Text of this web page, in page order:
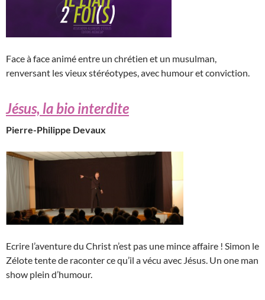
Face à face animé entre un chrétien et un musulman,
renversant les vieux stéréotypes, avec humour et conviction.
Jésus, la bio interdite
Pierre-Philippe Devaux
Ecrire l’aventure du Christ n’est pas une mince affaire ! Simon le
Zélote tente de raconter ce qu’il a vécu avec Jésus. Un one man
show plein d’humour.